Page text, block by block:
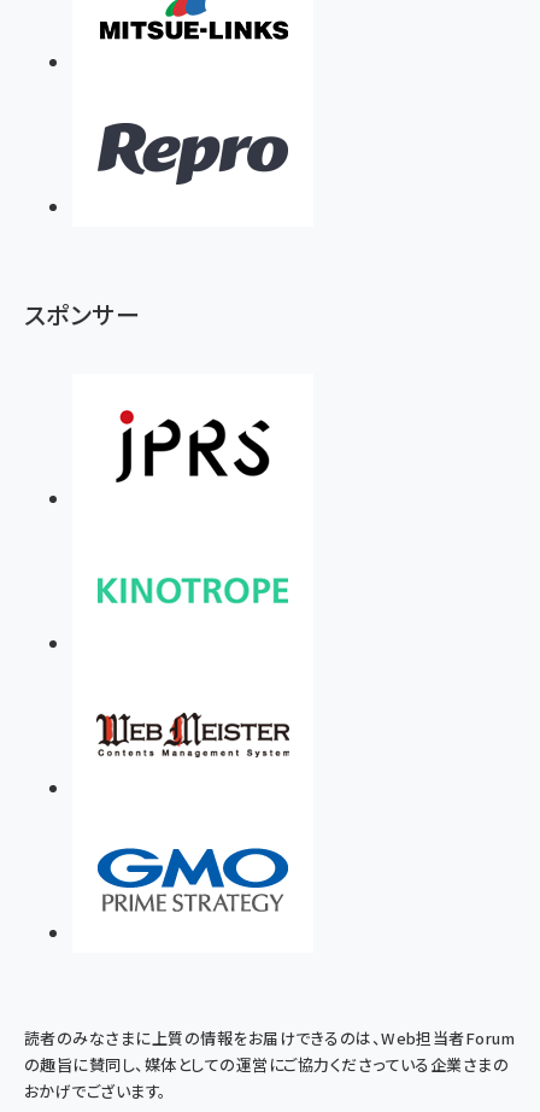
スポンサー
読者のみなさまに上質の情報をお届けできるのは、Web担当者Forum
の趣旨に賛同し、媒体としての運営にご協力くださっている企業さまの
おかげでございます。